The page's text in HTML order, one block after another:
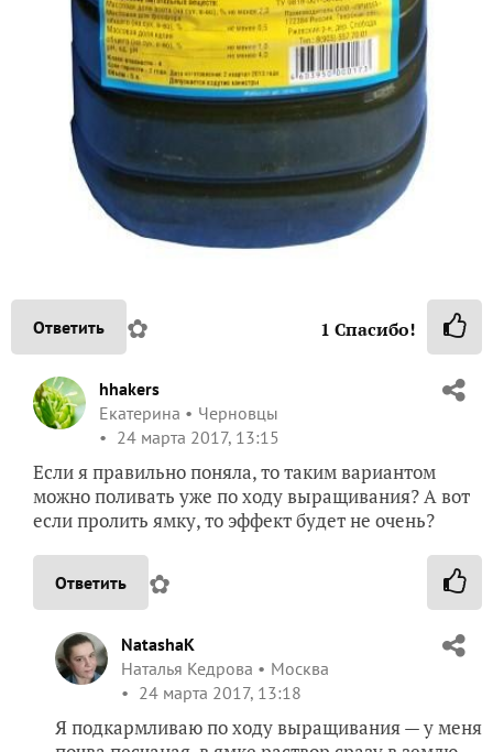
Ответить ✿ 1 Спасибо!
hhakers
Екатерина
Черновцы
24 марта 2017, 13:15
Если я правильно поняла, то таким вариантом
можно поливать уже по ходу выращивания? А вот
если пролить ямку, то эффект будет не очень?
Ответить ✿
NatashaK
Наталья Кедрова
Москва
24 марта 2017, 13:18
Я подкармливаю по ходу выращивания — у меня